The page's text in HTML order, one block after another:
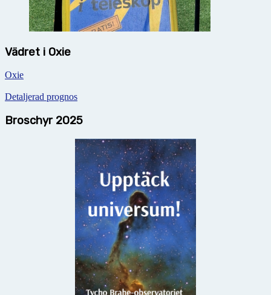
Vädret i Oxie
Oxie
Detaljerad prognos
Broschyr 2025